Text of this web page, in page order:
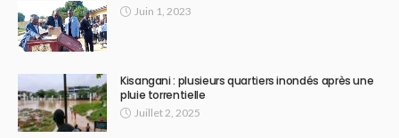
Juin 1, 2023
Kisangani : plusieurs quartiers inondés après une
pluie torrentielle
Juillet 2, 2025